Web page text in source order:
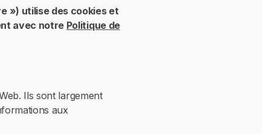
») utilise des cookies et
avec notre Politique de
Ils sont largement
aux